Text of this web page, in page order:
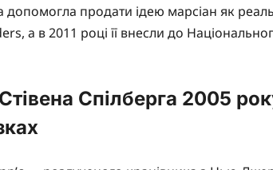
допомогла продати ідею марсіан як
а в 2011 році її внесли до
Спілберга 2005